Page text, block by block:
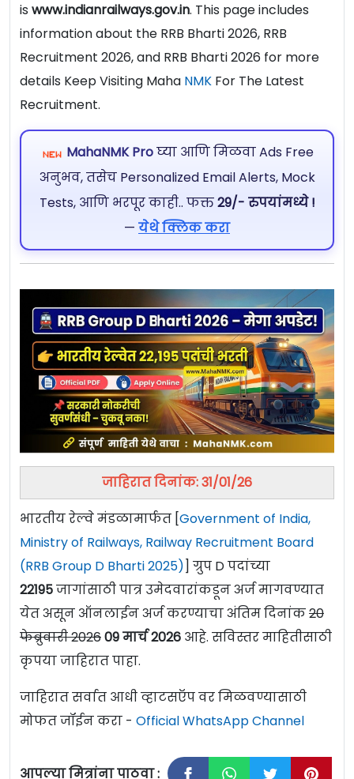
is www.indianrailways.gov.in. This page includes
information about the RRB Bharti 2026, RRB
Recruitment 2026, and RRB Bharti 2026 for more
details Keep Visiting Maha NMK For The Latest
Recruitment.
MahaNMK Proघ्या आणि मिळवा Ads Free
अनुभव, तसेच Personalized Email Alerts, Mock
Tests, आणि भरपूर काही.. फक्त29/- रुपयांमध्ये !
— येथे क्लिक करा
जाहिरात दिनांक: 31/01/26
भारतीय रेल्वे मंडळामार्फत [Government of India,
Ministry of Railways, Railway Recruitment Board
(RRB Group D Bharti 2025)] ग्रुप D पदांच्या
22195जागांसाठी पात्र उमेदवारांकडून अर्ज मागवण्यात
येत असून ऑनलाईन अर्ज करण्याचा अंतिम दिनांक20
फेब्रुवारी 202609 मार्च 2026 आहे. सविस्तर माहितीसाठी
कृपया जाहिरात पाहा.
जाहिरात सर्वात आधी व्हाटसऍप वर मिळवण्यासाठी
मोफत जॉईन करा - Official WhatsApp Channel
आपल्या मित्रांना पाठवा :